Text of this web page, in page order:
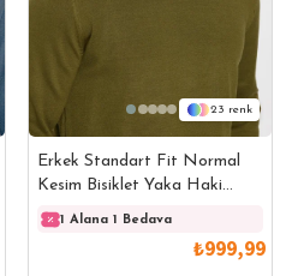
3 Triko 999,90 TL
23
Erkek Standart Fit Normal
Kesim Bisiklet Yaka Haki
Triko Kazak
1 Alana 1 Bedava
₺999,99